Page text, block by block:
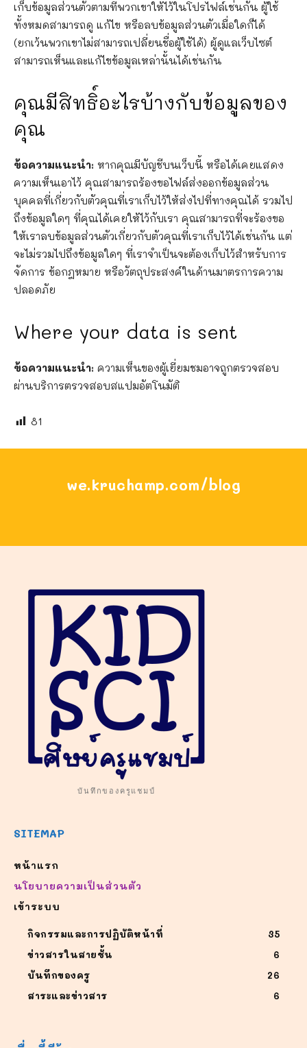
เก็บข้อมูลส่วนตัวตามที่พวกเขาให้ไว้ในโปรไฟล์เช่นกัน ผู้ใช้
ทั้งหมดสามารถดู แก้ไข หรือลบข้อมูลส่วนตัวเมื่อใดก็ได้
(ยกเว้นพวกเขาไม่สามารถเปลี่ยนชื่อผู้ใช้ได้) ผู้ดูแลเว็บไซต์
สามารถเห็นและแก้ไขข้อมูลเหล่านั้นได้เช่นกัน
คุณมีสิทธิ์อะไรบ้างกับข้อมูลของ
คุณ
ข้อความแนะนำ: หากคุณมีบัญชีบนเว็บนี้ หรือได้เคยแสดง
ความเห็นเอาไว้ คุณสามารถร้องขอไฟล์ส่งออกข้อมูลส่วน
บุคคลที่เกี่ยวกับตัวคุณที่เราเก็บไว้ให้ส่งไปที่ทางคุณได้ รวมไป
ถึงข้อมูลใดๆ ที่คุณได้เคยให้ไว้กับเรา คุณสามารถที่จะร้องขอ
ให้เราลบข้อมูลส่วนตัวเกี่ยวกับตัวคุณที่เราเก็บไว้ได้เช่นกัน แต่
จะไม่รวมไปถึงข้อมูลใดๆ ที่เราจำเป็นจะต้องเก็บไว้สำหรับการ
จัดการ ข้อกฎหมาย หรือวัตถุประสงค์ในด้านมาตรการความ
ปลอดภัย
Where your data is sent
ข้อความแนะนำ: ความเห็นของผู้เยี่ยมชมอาจถูกตรวจสอบ
ผ่านบริการตรวจสอบสแปมอัตโนมัติ
81
we.kruchamp.com/blog
บันทึกของครูแชมป์
SITEMAP
หน้าแรก
นโยบายความเป็นส่วนตัว
เข้าระบบ
กิจกรรมและการปฏิบัติหน้าที่
35
ข่าวสารในสายชั้น
6
บันทึกของครู
26
สาระและข่าวสาร
6